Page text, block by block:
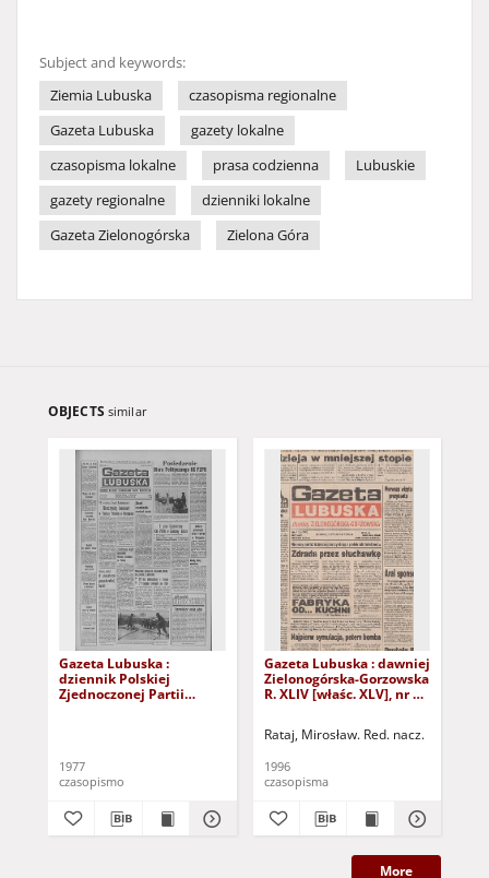
Subject and keywords:
Ziemia Lubuska
czasopisma regionalne
Gazeta Lubuska
gazety lokalne
czasopisma lokalne
prasa codzienna
Lubuskie
gazety regionalne
dzienniki lokalne
Gazeta Zielonogórska
Zielona Góra
OBJECTS similar
Gazeta Lubuska :
dziennik Polskiej
Zjednoczonej Partii
1977
czasopismo
Gazeta Lubuska : dawniej
Zielonogórska-Gorzowska
R. XLIV [właśc. XLV], nr 52
Rataj, Mirosław. Red. nacz.
1996
czasopisma
More